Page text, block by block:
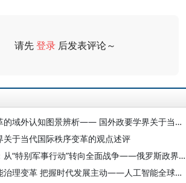
请先登录 后发表评论～
周力：国际秩序变革的域外认知图景辨析—— 国外政要学界关于当代秩序变革的观点述评
关于当代国际秩序变革的观点述评
周力：乌克兰危机：从“特别军事行动”转向全面战争——俄罗斯政界学界对当前局势的研判
周力：引领人工智能治理变革 把握时代发展主动——人工智能全球治理的中国担当与世界意义